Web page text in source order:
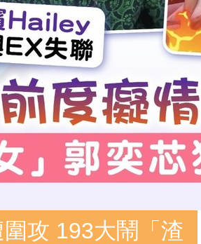
攻 193大鬧「渣